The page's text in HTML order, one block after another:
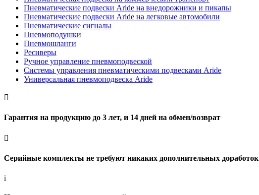
Пневматические подвески Aride на внедорожники и пикапы
Пневматические подвески Aride на легковые автомобили
Пневматические сигналы
Пневмоподушки
Пневмошланги
Ресиверы
Ручное управление пневмоподвеской
Системы управления пневматическими подвесками Aride
Универсальная пневмоподвеска Aride

Гарантия на продукцию до 3 лет, и 14 дней на обмен/возврат

Серийные комплекты не требуют никаких дополнительных доработок
i